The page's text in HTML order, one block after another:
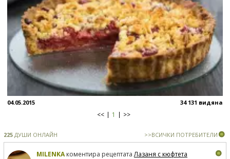
04.05.2015 34 131 видяна
<< 1 >>
225 ДУШИ ОНЛАЙН >>ВСИЧКИ ПОТРЕБИТЕЛИ
MILENKAкоментира рецептатаЛазаня с кюфтета